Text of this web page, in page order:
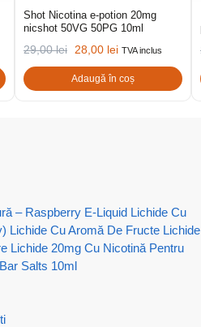
Shot Nicotina e-potion 20mg
nicshot 50VG 50PG 10ml
29,00lei 28,00 lei TVA inclus
Adaugă în coș
– Raspberry E-Liquid Lichide Cu
Lichide Cu Aromă De Fructe Lichide
Lichide 20mg Cu Nicotină Pentru
Salts 10ml